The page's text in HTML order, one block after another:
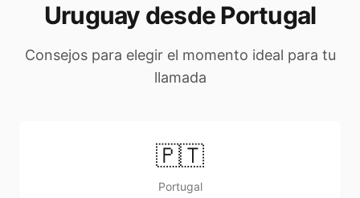
Uruguay desde Portugal
Consejos para elegir el momento ideal para tu
llamada
🇵🇹
Portugal